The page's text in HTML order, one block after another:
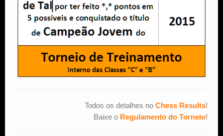
Todos os detalhes no Chess Results!
Baixe o Regulamento do Torneio!